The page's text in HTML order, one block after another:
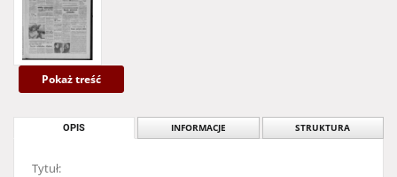
Pokaż treść
OPIS INFORMACJE STRUKTURA
Tytuł: